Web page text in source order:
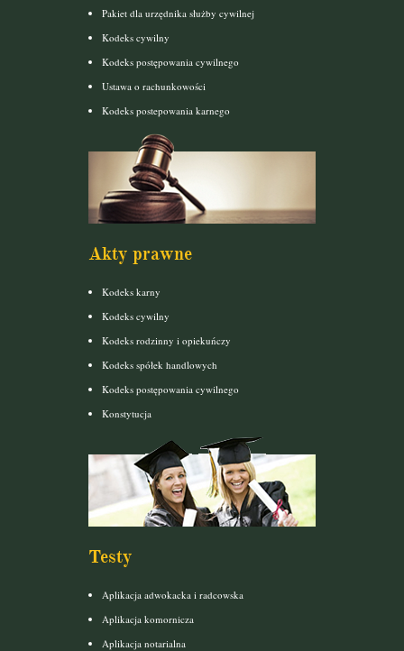
Pakiet dla urzędnika służby cywilnej
Kodeks cywilny
Kodeks postępowania cywilnego
Ustawa o rachunkowości
Kodeks postepowania karnego
Akty prawne
Kodeks karny
Kodeks cywilny
Kodeks rodzinny i opiekuńczy
Kodeks spółek handlowych
Kodeks postępowania cywilnego
Konstytucja
Testy
Aplikacja adwokacka i radcowska
Aplikacja komornicza
Aplikacja notarialna